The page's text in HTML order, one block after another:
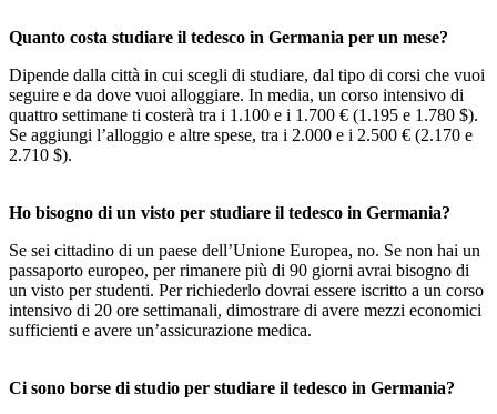
Quanto costa studiare il tedesco in Germania per un mese?
Dipende dalla città in cui scegli di studiare, dal tipo di corsi che vuoi
seguire e da dove vuoi alloggiare. In media, un corso intensivo di
quattro settimane ti costerà tra i 1.100 e i 1.700 € (1.195 e 1.780 $).
Se aggiungi l’alloggio e altre spese, tra i 2.000 e i 2.500 € (2.170 e
2.710 $).
Ho bisogno di un visto per studiare il tedesco in Germania?
Se sei cittadino di un paese dell’Unione Europea, no. Se non hai un
passaporto europeo, per rimanere più di 90 giorni avrai bisogno di
un visto per studenti. Per richiederlo dovrai essere iscritto a un corso
intensivo di 20 ore settimanali, dimostrare di avere mezzi economici
sufficienti e avere un’assicurazione medica.
Ci sono borse di studio per studiare il tedesco in Germania?